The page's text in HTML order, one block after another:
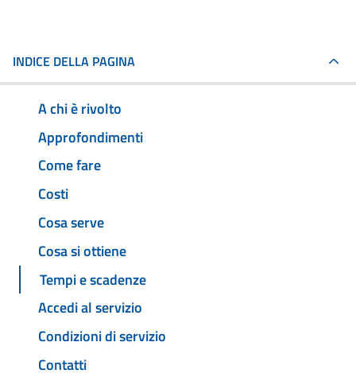
INDICE DELLA PAGINA
A chi è rivolto
Approfondimenti
Come fare
Costi
Cosa serve
Cosa si ottiene
Tempi e scadenze
Accedi al servizio
Condizioni di servizio
Contatti